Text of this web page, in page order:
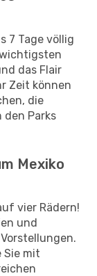
7 Tage völlig
das Flair
Zeit können
die
Parks
Mexiko
vier Rädern!
und
Sie mit